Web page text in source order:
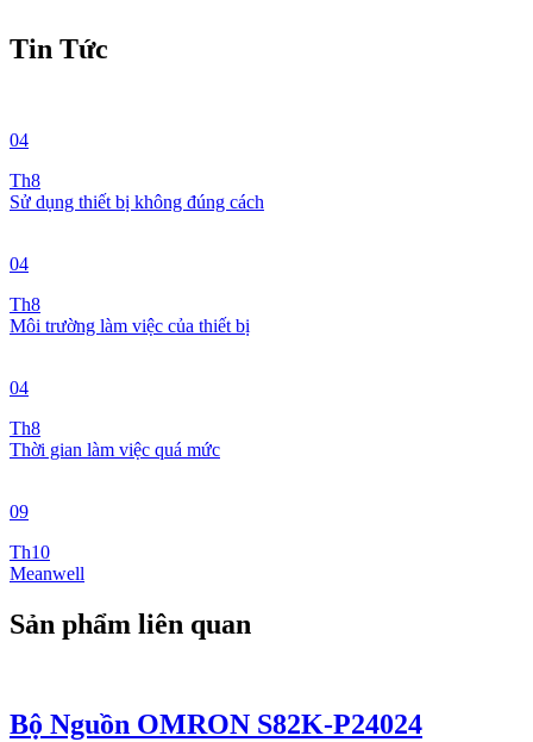
Tin Tức
04
Th8
Sử dụng thiết bị không đúng cách
04
Th8
Môi trường làm việc của thiết bị
04
Th8
Thời gian làm việc quá mức
09
Th10
Meanwell
Sản phẩm liên quan
Bộ Nguồn OMRON S82K-P24024